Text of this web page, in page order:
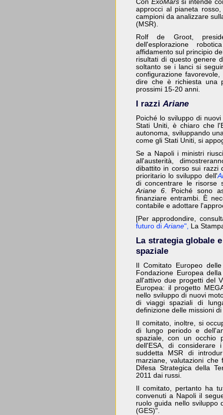
Con ExoMarssi intende
approcci al pianeta
campioni da analizzare
(MSR).
Rolf de Groot,
dell'esplorazione
affidamento sul principio
risultati di questo genere
soltanto se i lanci si
configurazione
dire che è richiesta una
prossimi 15-20 anni.
I razzi Ariane
Poiché lo sviluppo di
Stati Uniti, è chiaro che
autonoma, sviluppando
come gli Stati Uniti, si
Se a Napoli i ministri
all'austerità,
dibattito in corso sui razzi
prioritario lo sviluppo dell'
di concentrare le risorse
Ariane 6 . Poiché sono
finanziare entrambi. È
contabile e adottare
[Per approdondire,
futuro di Ariane", La
La strategia globale
spaziale
Il Comitato Europeo
Fondazione Europea
all'attivo due progetti del
Europea: il progetto
nello sviluppo di nuovi
di viaggi spaziali di
definizione delle missioni
Il comitato, inoltre, si
di lungo periodo e
spaziale, con un occhio
dell'ESA, di considerare
suddetta MSR di
marziane, valutazioni
Difesa Strategica della
2011 dai russi.
Il comitato, pertanto ha
convenuti a Napoli il
ruolo guida nello sviluppo
(GES)".